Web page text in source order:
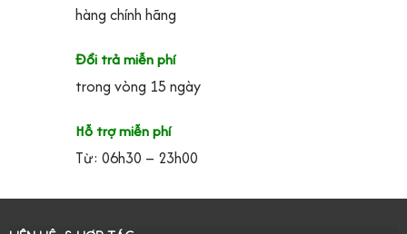
hàng chính hãng
Đổi trả miễn phí
trong vòng 15 ngày
Hỗ trợ miễn phí
Từ: 06h30 – 23h00